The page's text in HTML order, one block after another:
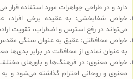
دارد و در طراحی جواهرات مورد استفاده قرار
خواص شفابخشی: به عقیده برخی
می‌تواند در رفع استرس و اضطراب، تقویت
خواص محافظتی: عقیق به عنوان سنگی
به عنوان نمادی از محافظت در برابر بدی‌ها
خواص معنوی: در فرهنگ‌ها و باورهای
معنوی و روحانی احترام گذاشته می‌شود و